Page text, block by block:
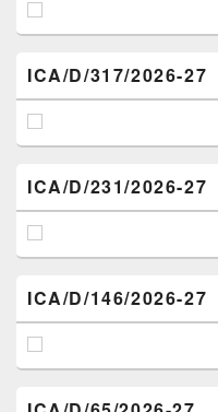
ICA/D/317/2026-27
ICA/D/231/2026-27
ICA/D/146/2026-27